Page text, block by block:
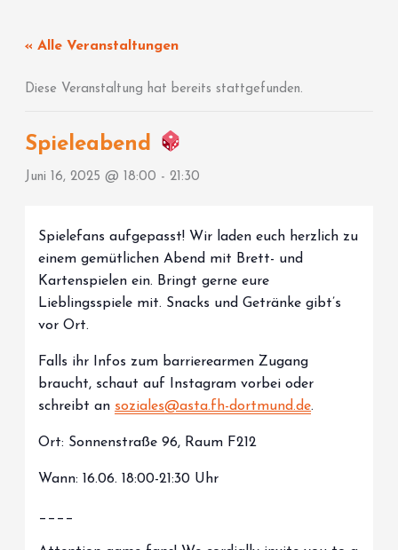
springen« Alle Veranstaltungen
Diese Veranstaltung hat bereits stattgefunden.
Spieleabend
Juni 16, 2025 @ 18:00 -21:30
Spielefans aufgepasst! Wir laden euch herzlich zu
einem gemütlichen Abend mit Brett- und
Kartenspielen ein. Bringt gerne eure
Lieblingsspiele mit. Snacks und Getränke gibt’s
vor Ort.
Falls ihr Infos zum barrierearmen Zugang
braucht, schaut auf Instagram vorbei oder
schreibt an soziales@asta.fh-dortmund.de.
Ort: Sonnenstraße 96, Raum F212
Wann: 16.06. 18:00-21:30 Uhr
____